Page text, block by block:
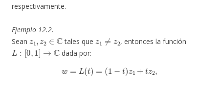
respectivamente.
Ejemplo 12.2.
Sean
z1 ,z2∈ C
tales que
z
, entonces la función
L:[0,1]→C
dada por:
=L(t 1− z1+ 2 ,